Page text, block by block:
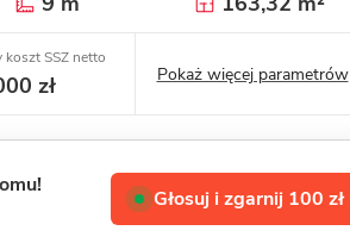
koszt SSZ netto
zł Pokaż więcej parametrów
Głosuj i zgarnij 100 zł